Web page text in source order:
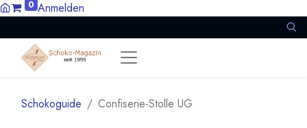
0 Anmelden
Schokoguide Confiserie-Stolle UG